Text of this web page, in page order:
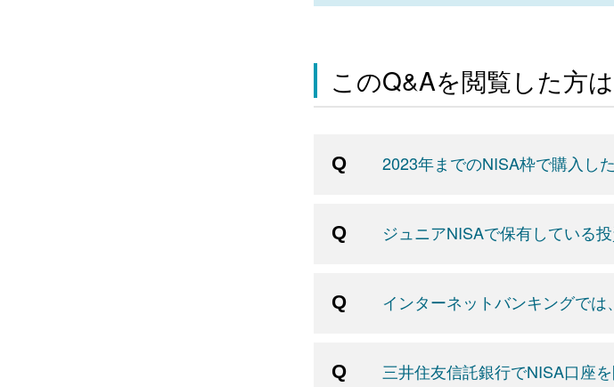
このQ&Aを閲覧した方
2023年までのNISA枠で購入し
ジュニアNISAで保有している
インターネットバンキングで
三井住友信託銀行でNISA口座